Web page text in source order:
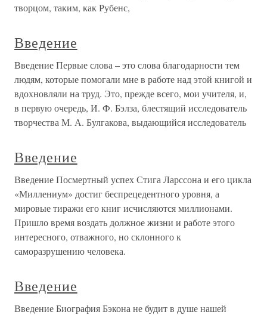
творцом, таким, как Рубенс,
Введение
Введение Первые слова – это слова благодарности тем
людям, которые помогали мне в работе над этой книгой и
вдохновляли на труд. Это, прежде всего, мои учителя, и,
в первую очередь, И. Ф. Бэлза, блестящий исследователь
творчества М. А. Булгакова, выдающийся исследователь
Введение
Введение Посмертный успех Стига Ларссона и его цикла
«Миллениум» достиг беспрецедентного уровня, а
мировые тиражи его книг исчисляются миллионами.
Пришло время воздать должное жизни и работе этого
интересного, отважного, но склонного к
саморазрушению человека.
Введение
Введение Биография Бэкона не будит в душе нашей